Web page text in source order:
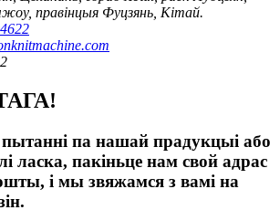
правінцыя Фуцзянь, Кітай.
пытанні па нашай прадукцыі або
ласка, пакіньце нам свой адрас
і мы звяжамся з вамі на